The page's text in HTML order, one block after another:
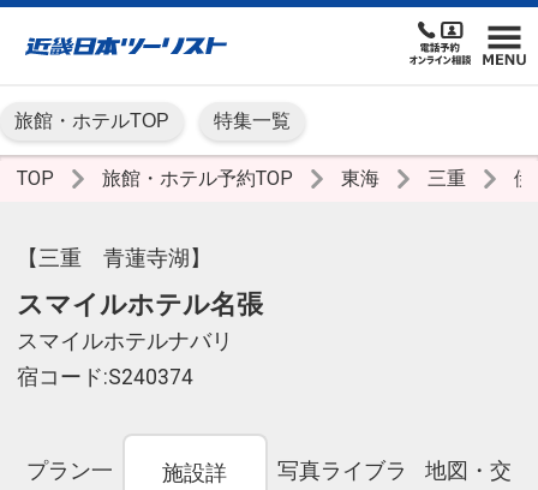
旅館・ホテルTOP 特集一覧
TOP 旅館・ホテル予約TOP 東海 三重 伊
【三重 青蓮寺湖】
スマイルホテル名張
スマイルホテルナバリ
宿コード:S240374
プラン一
施設詳
写真ライブラ
地図・交